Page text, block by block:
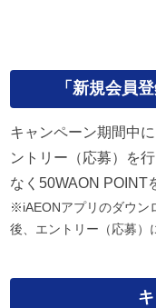
「新規会員
キャンペーン期間中
ントリー（応募）を
なく50WAON POINT
※iAEONアプリのダウン
後、エントリー（応募）